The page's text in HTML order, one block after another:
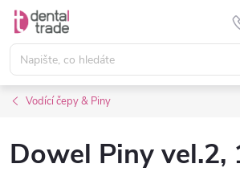
Přejít
obsah
Vodící čepy & Piny
Dowel Piny vel.2,